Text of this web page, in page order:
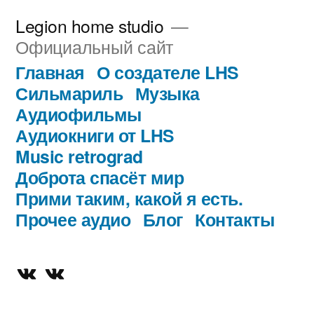
содержимому
Legion home studio
Официальный сайт
Главная О создателе LHS
Сильмариль Музыка
Аудиофильмы
Аудиокниги от LHS
Music retrograd
Доброта спасёт мир
Прими таким, какой я есть.
Прочее аудио Блог Контакты
Официальная
Творчествомания